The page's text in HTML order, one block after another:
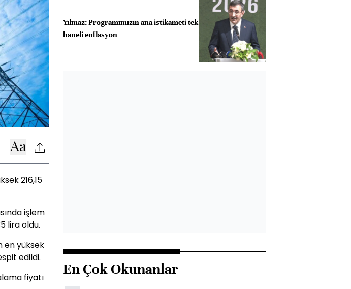
216,15
işlem
lira oldu.
en yüksek
edildi.
fiyatı
Yılmaz: Programımızın ana istikameti tek
haneli enflasyon
En Çok Okunanlar